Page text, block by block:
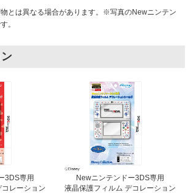
とは異なる場合があります。※写真のNewニンテン
。
3DS専用
レーション
Newニンテンドー3DS専用
液晶保護フィルム デコレーション